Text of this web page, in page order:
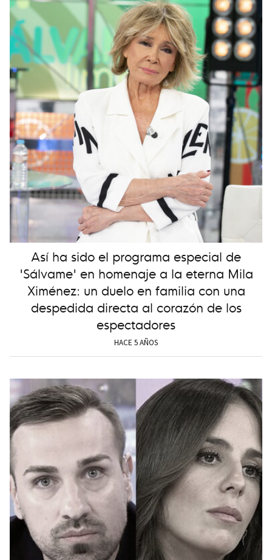
Así ha sido el programa especial de
'Sálvame' en homenaje a la eterna Mila
Ximénez: un duelo en familia con una
despedida directa al corazón de los
espectadores
HACE 5 AÑOS